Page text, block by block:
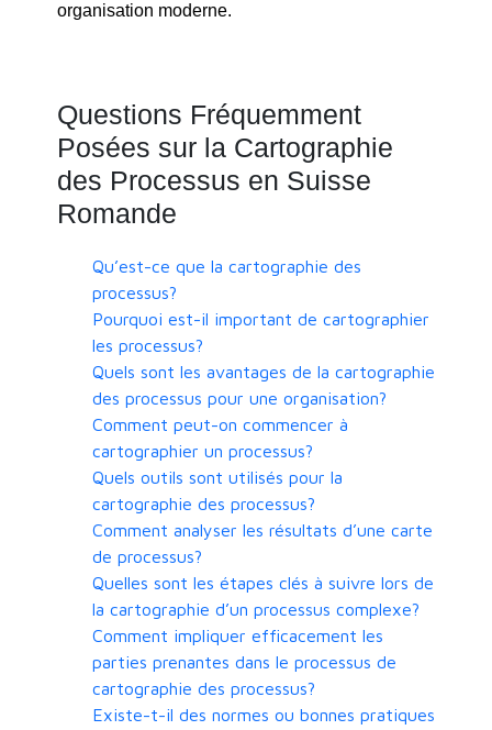
organisation moderne.
Questions Fréquemment
Posées sur la Cartographie
des Processus en Suisse
Romande
Qu’est-ce que la cartographie des
processus?
Pourquoi est-il important de cartographier
les processus?
Quels sont les avantages de la cartographie
des processus pour une organisation?
Comment peut-on commencer à
cartographier un processus?
Quels outils sont utilisés pour la
cartographie des processus?
Comment analyser les résultats d’une carte
de processus?
Quelles sont les étapes clés à suivre lors de
la cartographie d’un processus complexe?
Comment impliquer efficacement les
parties prenantes dans le processus de
cartographie des processus?
Existe-t-il des normes ou bonnes pratiques